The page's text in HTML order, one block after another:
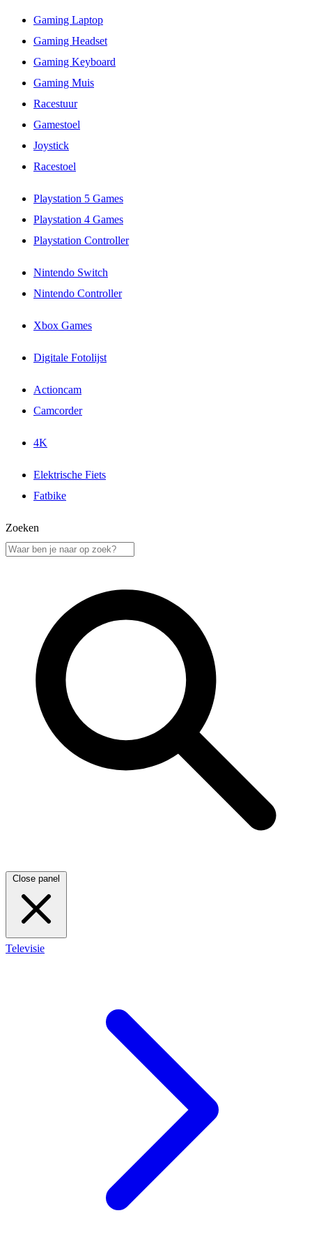
Gaming Laptop
Gaming Headset
Gaming Keyboard
Gaming Muis
Racestuur
Gamestoel
Joystick
Racestoel
Playstation 5 Games
Playstation 4 Games
Playstation Controller
Nintendo Switch
Nintendo Controller
Xbox Games
Digitale Fotolijst
Actioncam
Camcorder
4K
Elektrische Fiets
Fatbike
Zoeken
Close panel
Televisie